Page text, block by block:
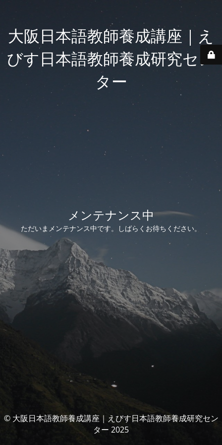
大阪日本語教師養成講座｜え
びす日本語教師養成研究セン
ター
メンテナンス中
ただいまメンテナンス中です。しばらくお待ちください。
© 大阪日本語教師養成講座｜えびす日本語教師養成研究セン
ター 2025